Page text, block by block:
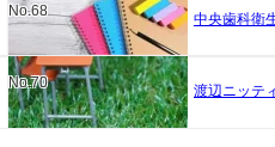
No.68
中央歯科衛
No.70
渡辺ニッテ